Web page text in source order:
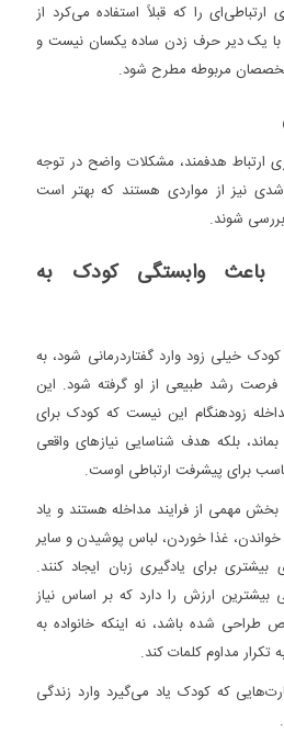
را که قبلاً استفاده می‌کرد از
یک دیر حرف زدن ساده یکسان نیست و
مربوطه مطرح شود.
ارتباط هدفمند، مشکلات واضح در توجه
نیز از مواردی هستند که بهتر است
شوند.
باعث وابستگی کودک به
خیلی زود وارد گفتاردرمانی شود، به
فرصت رشد طبیعی از او گرفته شود. این
زودهنگام این نیست که کودک برای
بلکه هدف شناسایی نیازهای واقعی
برای پیشرفت ارتباطی اوست.
بخش مهمی از فرایند مداخله هستند و یاد
خواندن، غذا خوردن، لباس پوشیدن و سایر
برای یادگیری زبان ایجاد کنند.
بیشترین ارزش را دارد که بر اساس نیاز
شده باشد، نه اینکه خانواده به
مداوم کلمات کند.
که کودک یاد می‌گیرد وارد زندگی